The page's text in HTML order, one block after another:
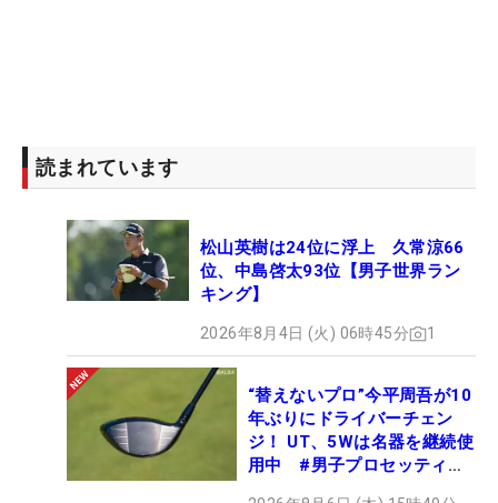
読まれています
松山英樹は24位に浮上 久常涼66
位、中島啓太93位【男子世界ラン
キング】
2026年8月4日 (火) 06時45分 1
“替えないプロ”今平周吾が10
年ぶりにドライバーチェン
ジ！ UT、5Wは名器を継続使
用中 #男子プロセッティン